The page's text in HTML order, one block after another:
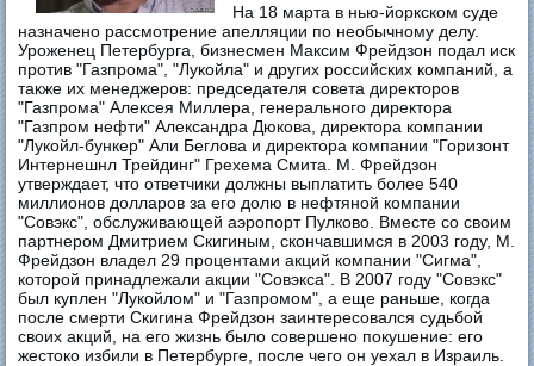
На 18 марта в нью-йоркском суде
назначено рассмотрение апелляции по необычному делу.
Уроженец Петербурга, бизнесмен Максим Фрейдзон подал иск
против "Газпрома", "Лукойла" и других российских компаний, а
также их менеджеров: председателя совета директоров
"Газпрома" Алексея Миллера, генерального директора
"Газпром нефти" Александра Дюкова, директора компании
"Лукойл-бункер" Али Беглова и директора компании "Горизонт
Интернешнл Трейдинг" Грехема Смита. М. Фрейдзон
утверждает, что ответчики должны выплатить более 540
миллионов долларов за его долю в нефтяной компании
"Совэкс", обслуживающей аэропорт Пулково. Вместе со своим
партнером Дмитрием Скигиным, скончавшимся в 2003 году, М.
Фрейдзон владел 29 процентами акций компании "Сигма",
которой принадлежали акции "Совэкса". В 2007 году "Совэкс"
был куплен "Лукойлом" и "Газпромом", а еще раньше, когда
после смерти Скигина Фрейдзон заинтересовался судьбой
своих акций, на его жизнь было совершено покушение: его
жестоко избили в Петербурге, после чего он уехал в Израиль.